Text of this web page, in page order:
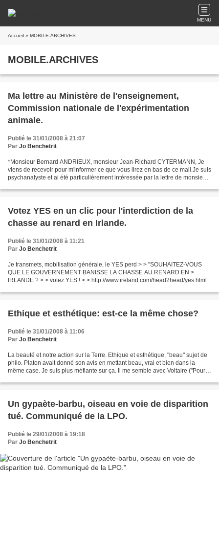
MENU
Accueil » MOBILE.ARCHIVES
MOBILE.ARCHIVES
Ma lettre au Ministère de l'enseignement,
Commission nationale de l'expérimentation
animale.
Publié le 31/01/2008 à 21:07
Par Jo Benchetrit
*Monsieur Bernard ANDRIEUX, monsieur Jean-Richard CYTERMANN, Je
viens de recevoir pour m'informer ce que vous lirez en bas de ce mail.Je suis
psychanalyste et ai été particulièrement intéressée par la lettre de monsieur
Votez YES en un clic pour l'interdiction de la
chasse au renard en Irlande.
Publié le 31/01/2008 à 11:21
Par Jo Benchetrit
Je transmets, mobilisation générale, le YES perd > > "SOUHAITEZ-VOUS
QUE LE GOUVERNEMENT BANISSE LA CHASSE AU RENARD EN >
IRLANDE ? > > votez YES ! > > http://www.ireland.com/head2head/yes.html
Ethique et esthétique: est-ce la même chose?
Publié le 31/01/2008 à 11:06
Par Jo Benchetrit
La beauté et notre action sur la Terre. Ethique et esthétique, "beau" sujet de
philo. Platon avait donné son avis en mettant beau, vrai et bien dans la
même case. Je suis plus méfiante sur ça. Il me semble avec Voltaire ("Pour
Un gypaète-barbu, oiseau en voie de disparition
tué. Communiqué de la LPO.
Publié le 29/01/2008 à 19:18
Par Jo Benchetrit